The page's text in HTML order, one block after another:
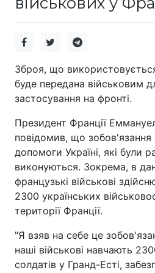
Зброя, що
буде передана військовим
застосування на фронті.
Президент Франції
повідомив, що зобов'язання
допомоги Україні, які були
виконуються. Зокрема, в
французькі військові
2300 українських
території Франції.
"Я взяв на себе це
наші військові навчають
солдатів у Гранд-Есті,